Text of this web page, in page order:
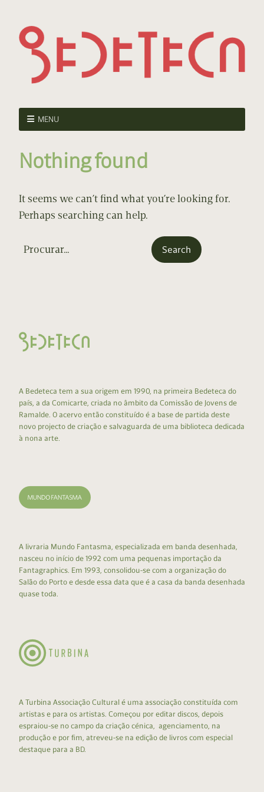
MENU
Nothing found
It seems we can’t find what you’re looking for.
Perhaps searching can help.
A Bedeteca tem a sua origem em 1990, na primeira Bedeteca do
país, a da Comicarte, criada no âmbito da Comissão de Jovens de
Ramalde. O acervo então constituído é a base de partida deste
novo projecto de criação e salvaguarda de uma biblioteca dedicada
à nona arte.
A livraria Mundo Fantasma, especializada em banda desenhada,
nasceu no início de 1992 com uma pequenas importação da
Fantagraphics. Em 1993, consolidou-se com a organização do
Salão do Porto e desde essa data que é a casa da banda desenhada
quase toda.
A Turbina Associação Cultural é uma associação constituída com
artistas e para os artistas. Começou por editar discos, depois
espraiou-se no campo da criação cénica, agenciamento, na
produção e por fim, atreveu-se na edição de livros com especial
destaque para a BD.